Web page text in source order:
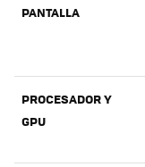
PANTALLA
PROCESADOR Y
GPU